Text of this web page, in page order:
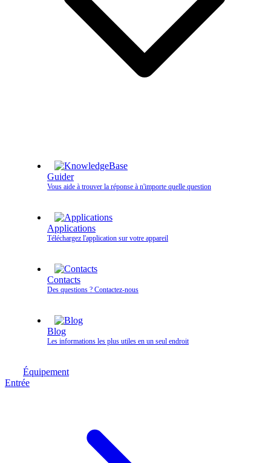
Guider
Vous aide à trouver la réponse à n'importe quelle question
Applications
Téléchargez l'application sur votre appareil
Contacts
Des questions ? Contactez‑nous
Blog
Les informations les plus utiles en un seul endroit
Équipement
Entrée